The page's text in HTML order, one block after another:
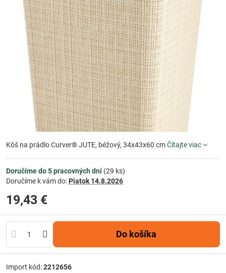
Kôš na prádlo Curver® JUTE, béžový, 34x43x60 cmČítajte viac
Doručíme do 5 pracovných dní(29 ks)
Doručíme k vám do: Piatok 14.8.2026
19,43 €
Do košíka
Import kód:2212656